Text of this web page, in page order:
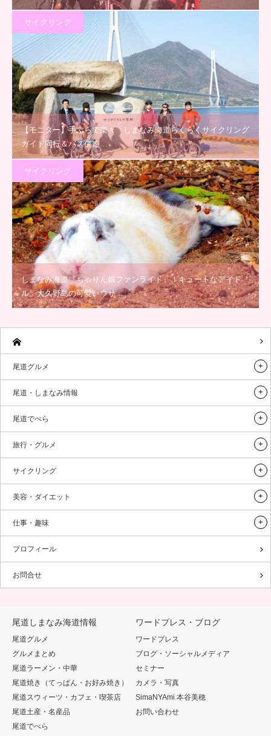
サイクリング
【モニター】手ぶらで楽々「しまなみ海道らくらくサイクリング
ガイド同行＆バス併走…
サイクリング
しまなみ海道『ちゃりん娘ファンライド』！キュートなアイド
ル、大久野島の可愛いウサ…
尾道グルメ
尾道・しまなみ情報
尾道でべら
旅行・グルメ
サイクリング
美容・ダイエット
仕事・趣味
プロフィール
お問合せ
尾道しまなみ海道情報
尾道グルメ
グルメまとめ
尾道ラーメン・中華
尾道焼き（てっぱん・お好み焼き）
尾道スウィーツ・カフェ・喫茶店
尾道土産・名産品
尾道でべら
ワードプレス・ブログ
ワードプレス
ブログ・ソーシャルメディア
セミナー
カメラ・写真
SimaNYAmi 本谷美穂
お問い合わせ